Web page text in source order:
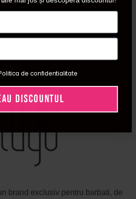
cu fixare flexibila Fiber
brand exclusiv pentru barbati, de
de confidentialitate
DISCOUNTUL